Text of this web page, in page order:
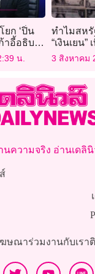
ยก ‘ปิ่น
าอี้อธิบดี
น.
ทำไมสห
“เงินเยน”
แทรกแซง
3 สิงหาคม
นความจริง อ่านเดลิ
ษณาร่วมงานกับเรา